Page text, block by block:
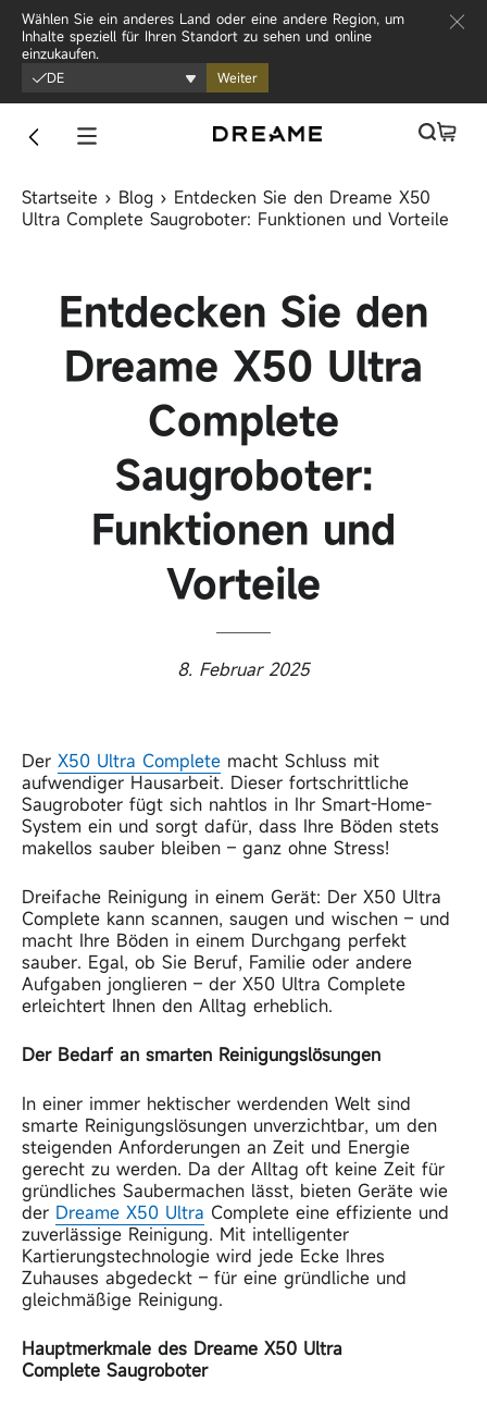
Zum Inhalt springen
Wählen Sie ein anderes Land oder eine andere Region, um
Inhalte speziell für Ihren Standort zu sehen und online
einzukaufen.
DE Weiter
Startseite › Blog › Entdecken Sie den Dreame X50
Ultra Complete Saugroboter: Funktionen und Vorteile
Entdecken Sie den
Dreame X50 Ultra
Complete
Saugroboter:
Funktionen und
Vorteile
8. Februar 2025
Der X50 Ultra Complete macht Schluss mit
aufwendiger Hausarbeit. Dieser fortschrittliche
Saugroboter fügt sich nahtlos in Ihr Smart-Home-
System ein und sorgt dafür, dass Ihre Böden stets
makellos sauber bleiben – ganz ohne Stress!
Dreifache Reinigung in einem Gerät: Der X50 Ultra
Complete kann scannen, saugen und wischen – und
macht Ihre Böden in einem Durchgang perfekt
sauber. Egal, ob Sie Beruf, Familie oder andere
Aufgaben jonglieren – der X50 Ultra Complete
erleichtert Ihnen den Alltag erheblich.
Der Bedarf an smarten Reinigungslösungen
In einer immer hektischer werdenden Welt sind
smarte Reinigungslösungen unverzichtbar, um den
steigenden Anforderungen an Zeit und Energie
gerecht zu werden. Da der Alltag oft keine Zeit für
gründliches Saubermachen lässt, bieten Geräte wie
der Dreame X50 Ultra Complete eine effiziente und
zuverlässige Reinigung. Mit intelligenter
Kartierungstechnologie wird jede Ecke Ihres
Zuhauses abgedeckt – für eine gründliche und
gleichmäßige Reinigung.
Hauptmerkmale des Dreame X50 Ultra
Complete Saugroboter